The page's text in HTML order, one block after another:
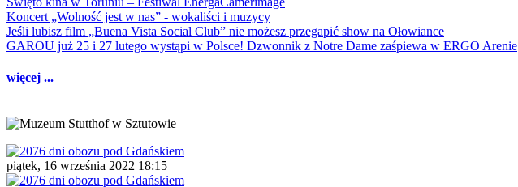
Koncert „Wolność jest w nas” - wokaliści i muzycy
Jeśli lubisz film „Buena Vista Social Club” nie możesz przegapić show na Ołowiance
GAROU już 25 i 27 lutego wystąpi w Polsce! Dzwonnik z Notre Dame zaśpiewa w ERGO Arenie
więcej ...
piątek, 16 września 2022 18:15